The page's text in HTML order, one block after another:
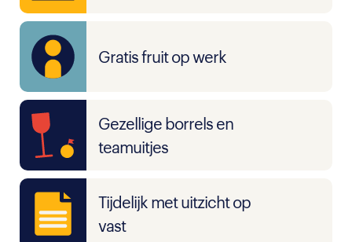
Gratis fruit op werk
Gezellige borrels en
teamuitjes
Tijdelijk met uitzicht op
vast